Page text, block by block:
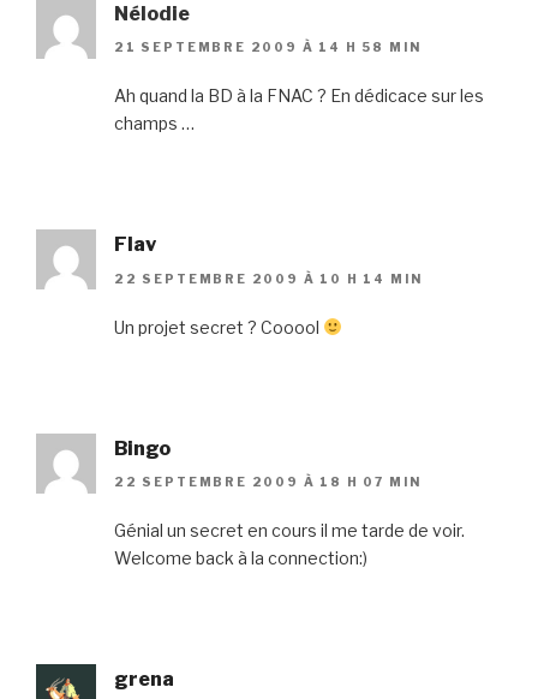
Nélodie
21 SEPTEMBRE 2009 À 14 H 58 MIN
Ah quand la BD à la FNAC ? En dédicace sur les
champs …
Flav
22 SEPTEMBRE 2009 À 10 H 14 MIN
Un projet secret ? Cooool
Bingo
22 SEPTEMBRE 2009 À 18 H 07 MIN
Génial un secret en cours il me tarde de voir.
Welcome back à la connection:)
grena